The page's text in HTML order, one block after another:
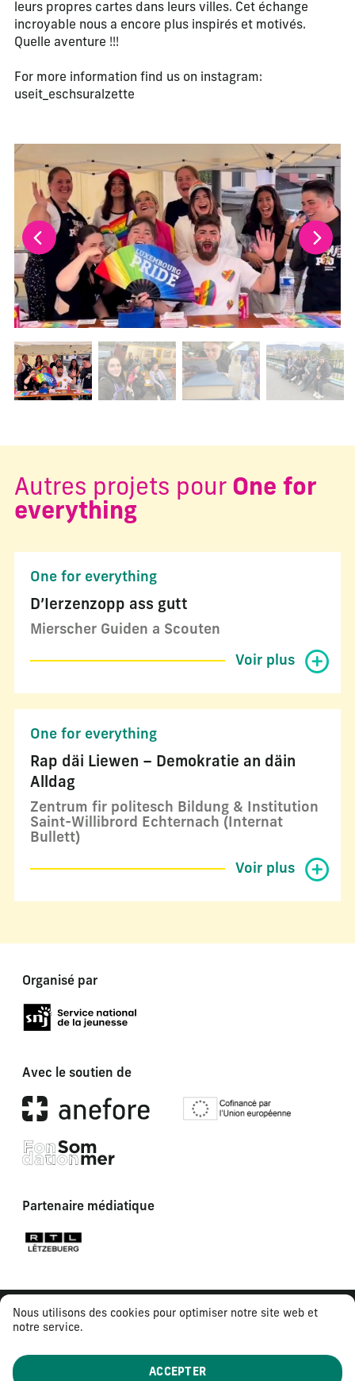
Nous utilisons des cookies pour optimiser notre site web et
notre service.
ACCEPTER
leurs propres cartes dans leurs villes. Cet échange
incroyable nous a encore plus inspirés et motivés.
Quelle aventure !!!
For more information find us on instagram:
useit_eschsuralzette
La modification de la diapositive actuelle de ce
Changer la diapositive actuelle de ce carrousel
Autres projets pour One for
everything
One for everything
D’Ierzenzopp ass gutt
Mierscher Guiden a Scouten
Voir plus
One for everything
Rap däi Liewen – Demokratie an däin
Alldag
Zentrum fir politesch Bildung & Institution
Saint-Willibrord Echternach (Internat
Bullett)
Voir plus
Organisé par
Avec le soutien de
Partenaire médiatique